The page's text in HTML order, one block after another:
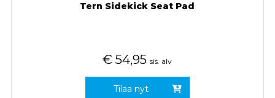
Tern Sidekick Seat Pad
€ 54,95 sis. alv
Tilaa nyt